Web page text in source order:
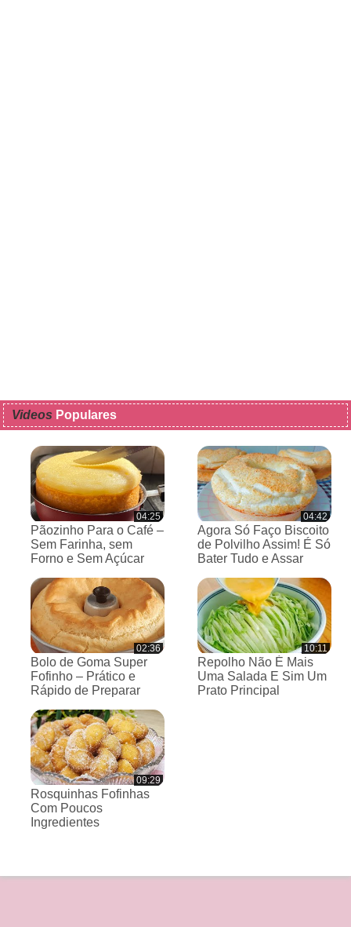
Videos Populares
04:25
Pãozinho Para o Café –
Sem Farinha, sem
Forno e Sem Açúcar
04:42
Agora Só Faço Biscoito
de Polvilho Assim! É Só
Bater Tudo e Assar
02:36
Bolo de Goma Super
Fofinho – Prático e
Rápido de Preparar
10:11
Repolho Não É Mais
Uma Salada E Sim Um
Prato Principal
09:29
Rosquinhas Fofinhas
Com Poucos
Ingredientes